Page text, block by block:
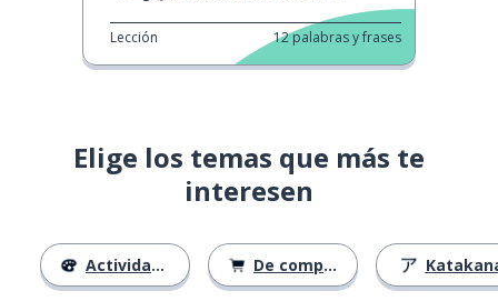
Lección 12palabras y frases
Elige los temas que más te
interesen
Actividades De compras